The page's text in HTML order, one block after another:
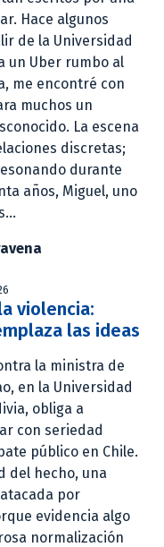
Hace algunos
de la Universidad
un Uber rumbo al
me encontré con
muchos un
La escena
discretas;
durante
años, Miguel, uno
violencia:
las ideas
la ministra de
en la Universidad
obliga a
con seriedad
público en Chile.
del hecho, una
por
evidencia algo
normalización